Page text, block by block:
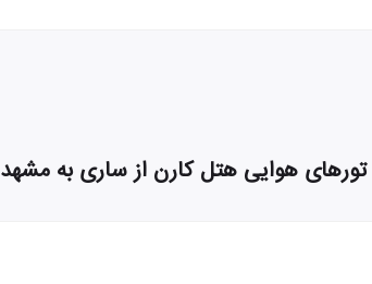
تورهای هوایی هتل کارن از ساری به مشهد